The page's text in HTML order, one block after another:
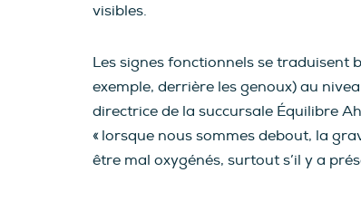
visibles.
Les signes fonctionnels se traduisent
exemple, derrière les genoux) au
directrice de la succursale Équilibre
« lorsque nous sommes debout, la
être mal oxygénés, surtout s’il y a